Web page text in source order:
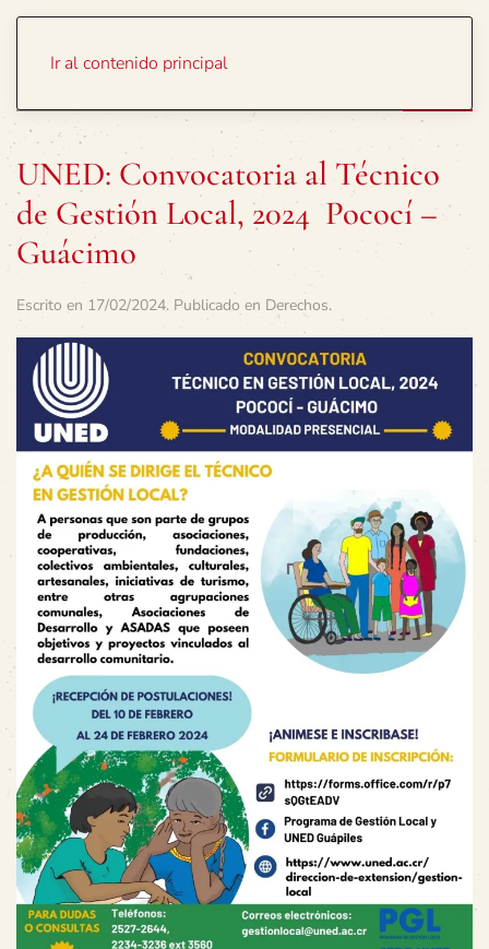
Ir al contenido principal
UNED: Convocatoria al Técnico
de Gestión Local, 2024 Pococí –
Guácimo
Escrito en 17/02/2024. Publicado en Derechos.